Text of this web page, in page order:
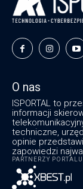
O nas
ISPORTAL to
informacji
techniczne,
opinie
zapowiedzi
PARTNERZY PORTALU